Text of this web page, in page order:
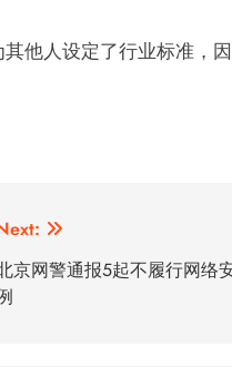
他人设定了行业标准，
京网警通报5起不履行网络
入转化为 Windows